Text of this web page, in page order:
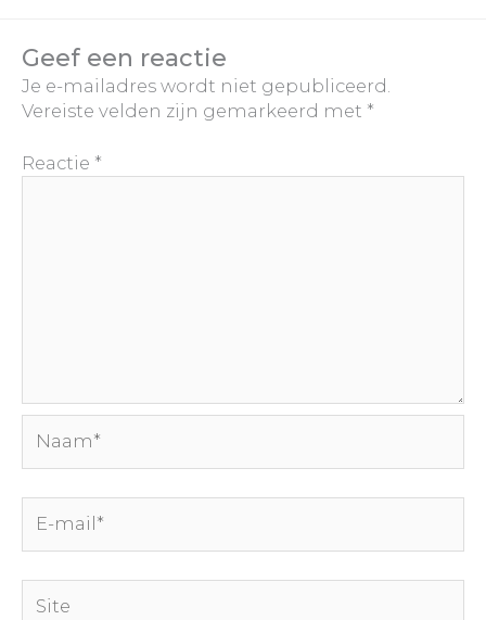
Geef een reactie
Je e-mailadres wordt niet gepubliceerd.
Vereiste velden zijn gemarkeerd met *
Reactie *
mail*